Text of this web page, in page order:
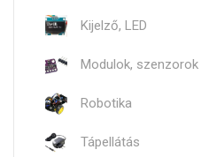
Kijelző, LED
Modulok, szenzorok
Robotika
Tápellátás